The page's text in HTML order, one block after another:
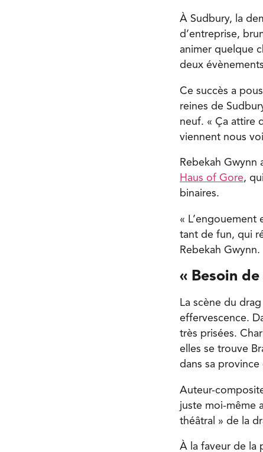
À Sudbury, la
d’entreprise,
animer quelque
deux
Ce succès a
reines de
neuf. « Ça attire
viennent nous
Rebekah Gwynn
Haus of Gore,
binaires.
« L’engouement
tant de fun, qui
Rebekah Gwynn.
« Besoin
La scène du
effervescence.
très prisées.
elles se trouve
dans sa
Auteur-
juste moi-même
théâtral » de la
À la faveur de la